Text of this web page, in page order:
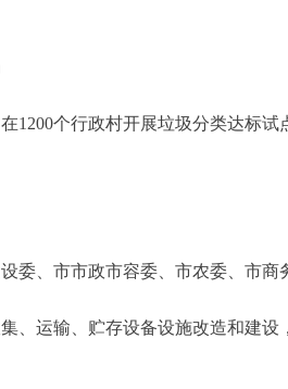
个行政村开展垃圾分类达标试
、市市政市容委、市农委、市商
运输、贮存设备设施改造和建设